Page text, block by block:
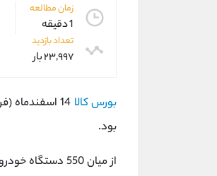
زمان مطالعه
1 دقیقه
تعداد بازدید
۲۳,۹۹۷ بار
بورس کالا
بود.